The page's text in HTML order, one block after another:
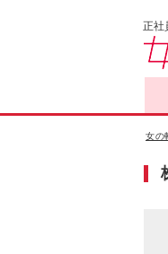
正社
女の